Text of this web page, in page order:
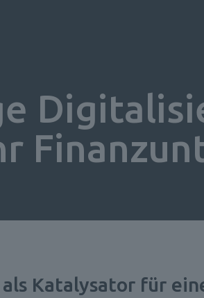
Katalysator für